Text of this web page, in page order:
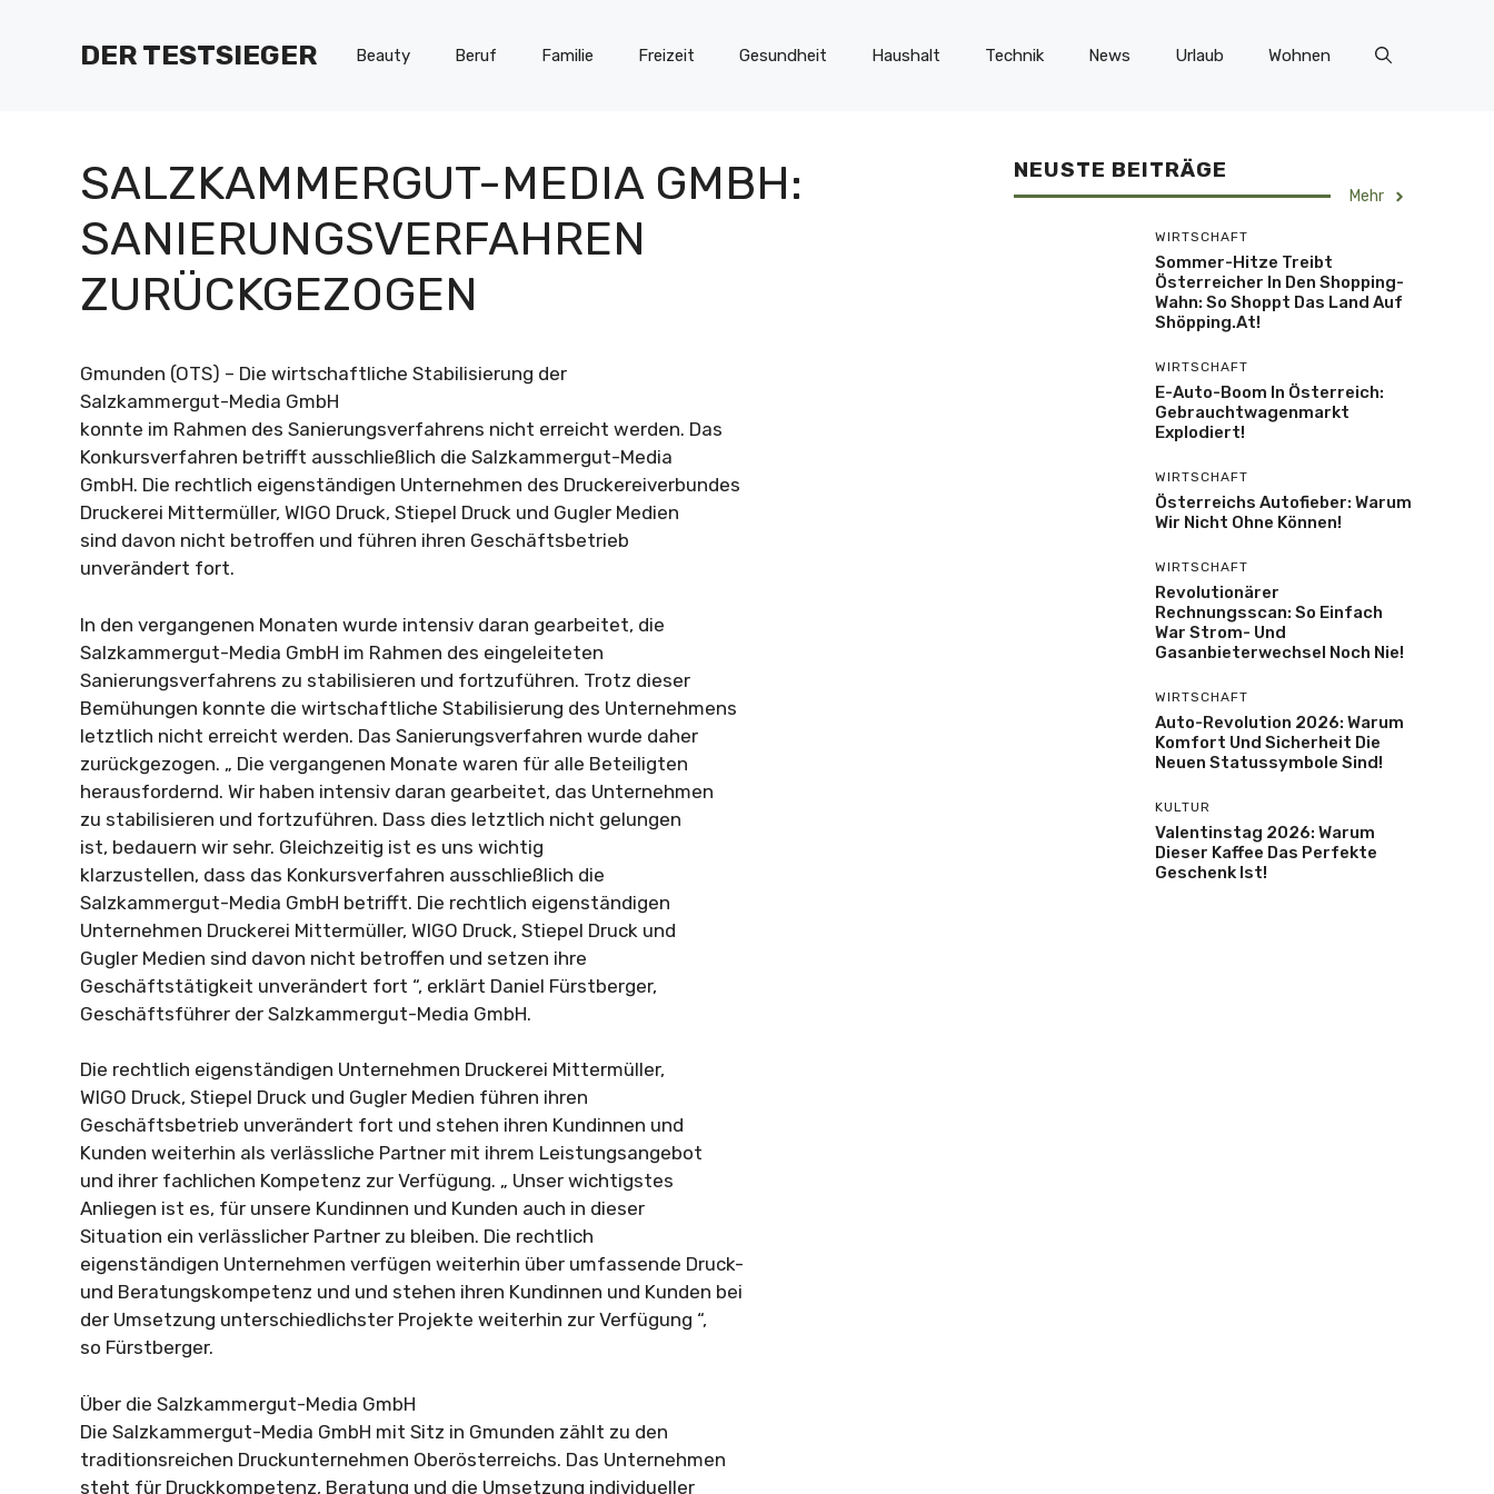
DER TESTSIEGER Beauty Beruf Familie Freizeit Gesundheit Haushalt Technik News Urlaub Wohnen
SALZKAMMERGUT-MEDIA GMBH:
SANIERUNGSVERFAHREN
ZURÜCKGEZOGEN
Gmunden (OTS) – Die wirtschaftliche Stabilisierung der
Salzkammergut-Media GmbH
konnte im Rahmen des Sanierungsverfahrens nicht erreicht werden. Das
Konkursverfahren betrifft ausschließlich die Salzkammergut-Media
GmbH. Die rechtlich eigenständigen Unternehmen des Druckereiverbundes
Druckerei Mittermüller, WIGO Druck, Stiepel Druck und Gugler Medien
sind davon nicht betroffen und führen ihren Geschäftsbetrieb
unverändert fort.
In den vergangenen Monaten wurde intensiv daran gearbeitet, die
Salzkammergut-Media GmbH im Rahmen des eingeleiteten
Sanierungsverfahrens zu stabilisieren und fortzuführen. Trotz dieser
Bemühungen konnte die wirtschaftliche Stabilisierung des Unternehmens
letztlich nicht erreicht werden. Das Sanierungsverfahren wurde daher
zurückgezogen. „ Die vergangenen Monate waren für alle Beteiligten
herausfordernd. Wir haben intensiv daran gearbeitet, das Unternehmen
zu stabilisieren und fortzuführen. Dass dies letztlich nicht gelungen
ist, bedauern wir sehr. Gleichzeitig ist es uns wichtig
klarzustellen, dass das Konkursverfahren ausschließlich die
Salzkammergut-Media GmbH betrifft. Die rechtlich eigenständigen
Unternehmen Druckerei Mittermüller, WIGO Druck, Stiepel Druck und
Gugler Medien sind davon nicht betroffen und setzen ihre
Geschäftstätigkeit unverändert fort “, erklärt Daniel Fürstberger,
Geschäftsführer der Salzkammergut-Media GmbH.
Die rechtlich eigenständigen Unternehmen Druckerei Mittermüller,
WIGO Druck, Stiepel Druck und Gugler Medien führen ihren
Geschäftsbetrieb unverändert fort und stehen ihren Kundinnen und
Kunden weiterhin als verlässliche Partner mit ihrem Leistungsangebot
und ihrer fachlichen Kompetenz zur Verfügung. „ Unser wichtigstes
Anliegen ist es, für unsere Kundinnen und Kunden auch in dieser
Situation ein verlässlicher Partner zu bleiben. Die rechtlich
eigenständigen Unternehmen verfügen weiterhin über umfassende Druck-
und Beratungskompetenz und und stehen ihren Kundinnen und Kunden bei
der Umsetzung unterschiedlichster Projekte weiterhin zur Verfügung “,
so Fürstberger.
Über die Salzkammergut-Media GmbH
Die Salzkammergut-Media GmbH mit Sitz in Gmunden zählt zu den
traditionsreichen Druckunternehmen Oberösterreichs. Das Unternehmen
steht für Druckkompetenz, Beratung und die Umsetzung individueller
NEUSTE BEITRÄGE
Mehr
WIRTSCHAFT
Sommer-Hitze Treibt
Österreicher In Den Shopping-
Wahn: So Shoppt Das Land Auf
Shöpping.at!
WIRTSCHAFT
E-Auto-Boom In Österreich:
Gebrauchtwagenmarkt
Explodiert!
WIRTSCHAFT
Österreichs Autofieber: Warum
Wir Nicht Ohne Können!
WIRTSCHAFT
Revolutionärer
Rechnungsscan: So Einfach
War Strom- Und
Gasanbieterwechsel Noch Nie!
WIRTSCHAFT
Auto-Revolution 2026: Warum
Komfort Und Sicherheit Die
Neuen Statussymbole Sind!
KULTUR
Valentinstag 2026: Warum
Dieser Kaffee Das Perfekte
Geschenk Ist!